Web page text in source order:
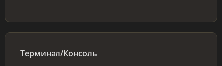
Терминал/Консоль